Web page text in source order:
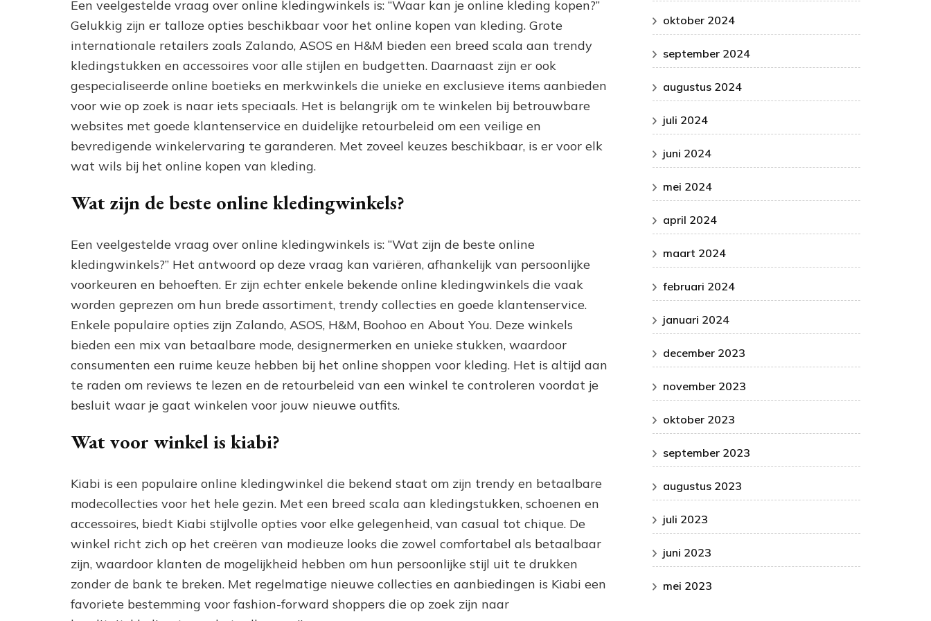
Een veelgestelde vraag over online kledingwinkels is: “Waar kan je online kleding kopen?”
Gelukkig zijn er talloze opties beschikbaar voor het online kopen van kleding. Grote
internationale retailers zoals Zalando, ASOS en H&M bieden een breed scala aan trendy
kledingstukken en accessoires voor alle stijlen en budgetten. Daarnaast zijn er ook
gespecialiseerde online boetieks en merkwinkels die unieke en exclusieve items aanbieden
voor wie op zoek is naar iets speciaals. Het is belangrijk om te winkelen bij betrouwbare
websites met goede klantenservice en duidelijke retourbeleid om een ​​veilige en
bevredigende winkelervaring te garanderen. Met zoveel keuzes beschikbaar, is er voor elk
wat wils bij het online kopen van kleding.
Wat zijn de beste online kledingwinkels?
Een veelgestelde vraag over online kledingwinkels is: “Wat zijn de beste online
kledingwinkels?” Het antwoord op deze vraag kan variëren, afhankelijk van persoonlijke
voorkeuren en behoeften. Er zijn echter enkele bekende online kledingwinkels die vaak
worden geprezen om hun brede assortiment, trendy collecties en goede klantenservice.
Enkele populaire opties zijn Zalando, ASOS, H&M, Boohoo en About You. Deze winkels
bieden een mix van betaalbare mode, designermerken en unieke stukken, waardoor
consumenten een ruime keuze hebben bij het online shoppen voor kleding. Het is altijd aan
te raden om reviews te lezen en de retourbeleid van een winkel te controleren voordat je
besluit waar je gaat winkelen voor jouw nieuwe outfits.
Wat voor winkel is kiabi?
Kiabi is een populaire online kledingwinkel die bekend staat om zijn trendy en betaalbare
modecollecties voor het hele gezin. Met een breed scala aan kledingstukken, schoenen en
accessoires, biedt Kiabi stijlvolle opties voor elke gelegenheid, van casual tot chique. De
winkel richt zich op het creëren van modieuze looks die zowel comfortabel als betaalbaar
zijn, waardoor klanten de mogelijkheid hebben om hun persoonlijke stijl uit te drukken
zonder de bank te breken. Met regelmatige nieuwe collecties en aanbiedingen is Kiabi een
favoriete bestemming voor fashion-forward shoppers die op zoek zijn naar
oktober 2024
september 2024
augustus 2024
juli 2024
juni 2024
mei 2024
april 2024
maart 2024
februari 2024
januari 2024
december 2023
november 2023
oktober 2023
september 2023
augustus 2023
juli 2023
juni 2023
mei 2023